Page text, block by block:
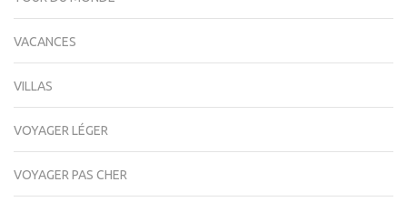
VACANCES
VILLAS
VOYAGER LÉGER
VOYAGER PAS CHER